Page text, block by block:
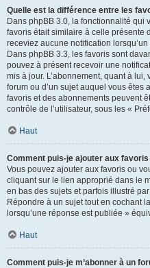
Quelle est la différence entre les
Dans phpBB 3.0, la fonctionnalité qui
favoris était similaire à celle présente
receviez aucune notification
Dans phpBB 3.3, les favoris sont
pouvez à présent recevoir une
mis à jour. L’abonnement, quant à
forum ou d’un sujet auquel vous
favoris et des abonnements peuvent
contrôle de l’utilisateur, sous les «
Haut
Comment puis-je ajouter aux
Vous pouvez ajouter aux favoris ou
cliquant sur le lien approprié dans le
en bas des sujets et parfois illustré
Répondre à un sujet tout en cochant
lorsqu’une réponse est publiée »
Haut
Comment puis-je m’abonner à un